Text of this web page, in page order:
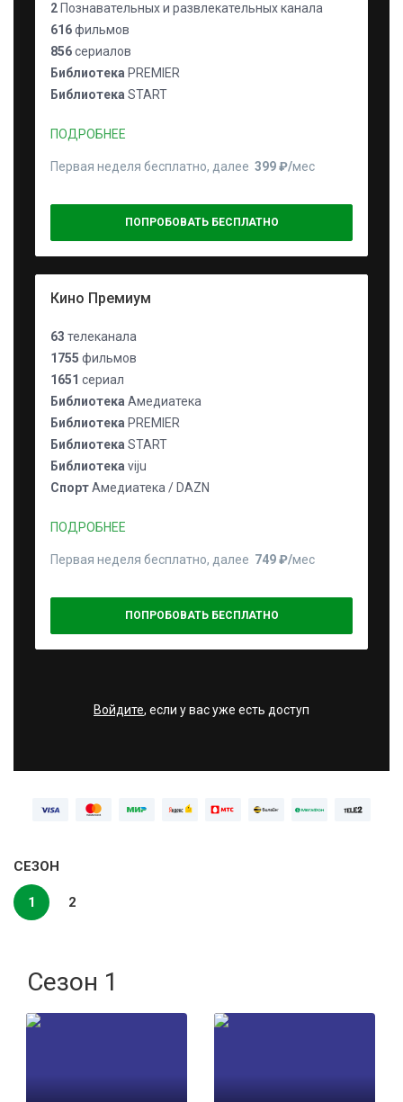
2 Познавательных и развлекательных канала
616фильмов
856сериалов
Библиотека PREMIER
Библиотека START
ПОДРОБНЕЕ
Первая неделя бесплатно, далее 399 ₽⁠/⁠мес
ПОПРОБОВАТЬ БЕСПЛАТНО
Кино Премиум
63 телеканала
1755 фильмов
1651 сериал
Библиотека Амедиатека
Библиотека PREMIER
Библиотека START
Библиотека viju
СпортАмедиатека / DAZN
ПОДРОБНЕЕ
Первая неделя бесплатно, далее 749 ₽⁠/⁠мес
ПОПРОБОВАТЬ БЕСПЛАТНО
Войдите, если у вас уже есть доступ
СЕЗОН
1 2
Сезон 1